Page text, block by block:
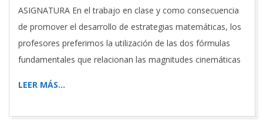
ASIGNATURA En el trabajo en clase y como consecuencia
de promover el desarrollo de estrategias matemáticas, los
profesores preferimos la utilización de las dos fórmulas
fundamentales que relacionan las magnitudes cinemáticas
LEER MÁS…